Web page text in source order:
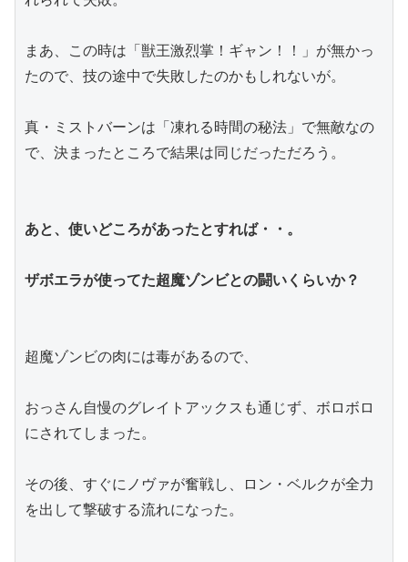
まあ、この時は「獣王激烈掌！ギャン！！」が無かっ
たので、技の途中で失敗したのかもしれないが。
真・ミストバーンは「凍れる時間の秘法」で無敵なの
で、決まったところで結果は同じだっただろう。
あと、使いどころがあったとすれば・・。
ザボエラが使ってた超魔ゾンビとの闘いくらいか？
超魔ゾンビの肉には毒があるので、
おっさん自慢のグレイトアックスも通じず、ボロボロ
にされてしまった。
その後、すぐにノヴァが奮戦し、ロン・ベルクが全力
を出して撃破する流れになった。